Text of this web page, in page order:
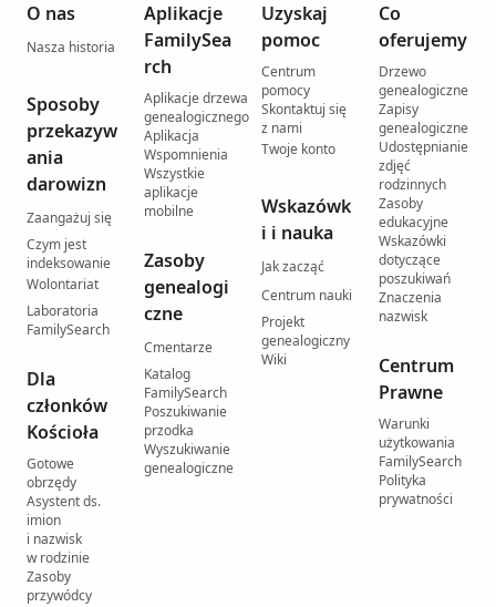
O nas
Nasza historia
Sposoby
przekazyw
ania
darowizn
Zaangażuj się
Czym jest
indeksowanie
Wolontariat
Laboratoria
FamilySearch
Dla
członków
Kościoła
Gotowe
obrzędy
Asystent ds.
imion
i nazwisk
w rodzinie
Zasoby
przywódcy
Aplikacje
FamilySea
rch
Aplikacje drzewa
genealogicznego
Aplikacja
Wspomnienia
Wszystkie
aplikacje
mobilne
Zasoby
genealogi
czne
Cmentarze
Katalog
FamilySearch
Poszukiwanie
przodka
Wyszukiwanie
genealogiczne
Uzyskaj
pomoc
Centrum
pomocy
Skontaktuj się
z nami
Twoje konto
Wskazówk
i i nauka
Jak zacząć
Centrum nauki
Projekt
genealogiczny
Wiki
Co
oferujemy
Drzewo
genealogiczne
Zapisy
genealogiczne
Udostępnianie
zdjęć
rodzinnych
Zasoby
edukacyjne
Wskazówki
dotyczące
poszukiwań
Znaczenia
nazwisk
Centrum
Prawne
Warunki
użytkowania
FamilySearch
Polityka
prywatności